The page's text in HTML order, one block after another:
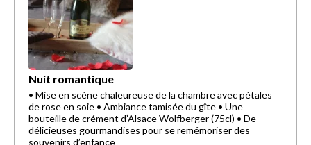
Nuit romantique
• Mise en scène chaleureuse de la chambre avec pétales
de rose en soie • Ambiance tamisée du gîte • Une
bouteille de crément d’Alsace Wolfberger (75cl) • De
délicieuses gourmandises pour se remémoriser des
souvenirs d’enfance